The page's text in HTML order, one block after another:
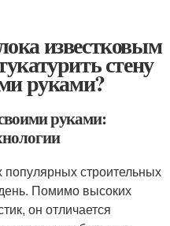
известковым
стену
руками?
руками:
строительных
Помимо высоких
он отличается